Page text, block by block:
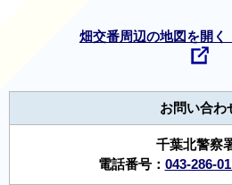
畑交番周辺の地図を開く
お問い合わ
千葉北警察
電話番号： 043-286-